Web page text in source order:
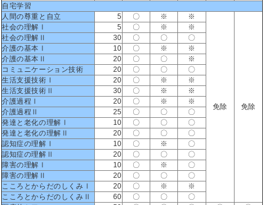
自宅学習
人間の尊重と自立
5 〇 ※ ※
免除 免除
社会の理解Ⅰ 5 〇 ※
※
社会の理解Ⅱ
30 〇 〇
〇
介護の基本Ⅰ
10 〇 ※
※
介護の基本Ⅱ
20 〇 〇
※
コミュニケーション技術
20 〇 〇
〇
生活支援技術Ⅰ
20 〇 ※
※
生活支援技術Ⅱ
30 〇 ※
※
介護過程Ⅰ
20 〇 ※
※
介護過程Ⅱ
25 〇 〇
〇
発達と老化の理解Ⅰ
10 〇 〇
〇
発達と老化の理解Ⅱ
20 〇 〇
〇
認知症の理解Ⅰ
10 〇 ※
〇
認知症の理解Ⅱ
20 〇 〇
〇
障害の理解Ⅰ
10 〇 ※
〇
障害の理解Ⅱ
20 〇 〇
〇
こころとからだのしくみⅠ
20 〇 ※
※
こころとからだのしくみⅡ
60 〇 〇
〇